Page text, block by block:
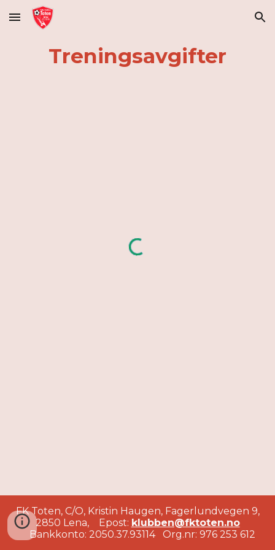
Skip to main content Skip to navigation
Treningsavgifter
FK Toten, C/O, Kristin Haugen, Fagerlundvegen 9,
2850 Lena, Epost: klubben@fktoten.no
Bankkonto: 2050.37.93114Org.nr: 976 253 612